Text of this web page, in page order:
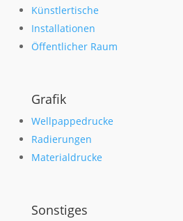
Künstlertische
Installationen
Öffentlicher Raum
Grafik
Wellpappedrucke
Radierungen
Materialdrucke
Sonstiges